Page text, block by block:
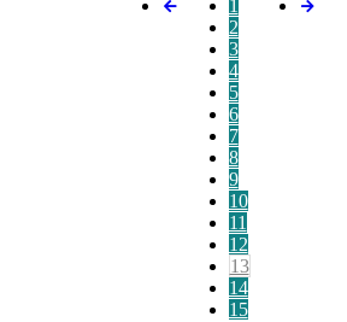
1
2
3
4
5
6
7
8
9
10
11
12
13
14
15